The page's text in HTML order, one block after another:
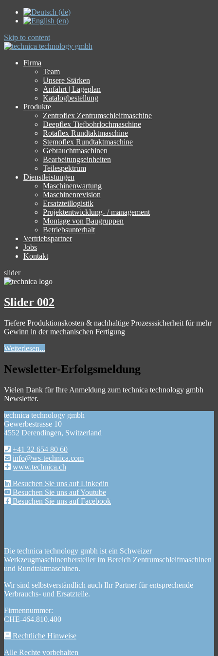
Skip to content
Firma
Team
Unsere Stärken
Anfahrt | Lageplan
Katalogbestellung
Produkte
Zentroflex Zentrumschleifmaschine
Deepflex Tiefbohrlochmaschine
Rotaflex Rundtaktmaschine
Stemoflex Rundtaktmaschine
Gebrauchtmaschinen
Bearbeitungseinheiten
Teilespektrum
Dienstleistungen
Maschinenwartung
Maschinenrevision
Ersatzteillogistik
Projektentwicklung- / management
Montage von Baugruppen
Betriebsunterhalt
Vertriebspartner
Jobs
Kontakt
slider
Slider 002
Tiefere Produktionskosten & nachhaltige Prozesssicherheit für mehr
Gewinn in der mechanischen Fertigung
Weiterlesen...
Newsletter-Erfolgsmeldung
Vielen Dank für Ihre Anmeldung zum technica technology gmbh
Newsletter.
technica technology gmbh
Gewerbestrasse 10
4552 Derendingen, Switzerland
+41 32 654 80 60
info@ws-technica.com
www.technica.ch
Besuchen Sie uns auf Linkedin
Besuchen Sie uns auf Youtube
Besuchen Sie uns auf Facebook
Die technica technology gmbh ist ein Schweizer
Werkzeugmaschinenhersteller im Bereich Zentrumschleifmaschinen
und Rundtaktmaschinen.
Wir sind selbstverständlich auch Ihr Partner für entsprechende
Verbrauchs- und Ersatzteile.
Firmennummer:
CHE-464.810.400
Rechtliche Hinweise
Alle Rechte vorbehalten